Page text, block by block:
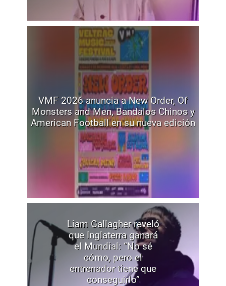
VMF 2026 anuncia a New Order, Of
Monsters and Men, Bandalos Chinos y
American Football en su nueva edición
Liam Gallagher reveló
que Inglaterra ganará
el Mundial: “No sé
cómo, pero el
entrenador tiene que
conseguirlo”